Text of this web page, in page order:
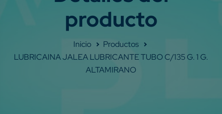
Shop
LUBRICAINA JALEA LUBRICANTE TUBO C/135 G. 1 G.
ALTAMIRANO